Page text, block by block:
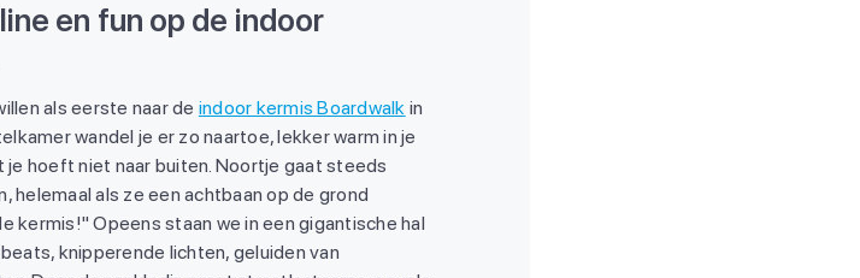
en fun op de indoor
als eerste naar de indoor kermis Boardwalk in
wandel je er zo naartoe, lekker warm in je
hoeft niet naar buiten. Noortje gaat steeds
helemaal als ze een achtbaan op de grond
kermis!" Opeens staan we in een gigantische hal
knipperende lichten, geluiden van